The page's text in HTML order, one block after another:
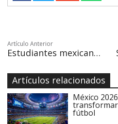
Artículo Anterior
Estudiantes mexicanos crean material para regenerar huesos por impresión 3D
Artículos relacionados
México
fútbol